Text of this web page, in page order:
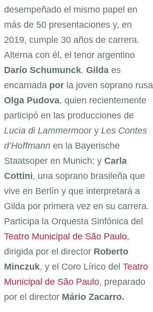
desempeñado el mismo papel en
más de 50 presentaciones y, en
2019, cumple 30 años de carrera.
Alterna con él, el tenor argentino
Darío Schumunck. Gilda es
encarnada por la joven soprano rusa
Olga Pudova, quien recientemente
participó en las producciones de
Lucia di Lammermoory Les Contes
d’Hoffmann en la Bayerische
Staatsoper en Munich; y Carla
Cottini, una soprano brasileña que
vive en Berlín y que interpretará a
Gilda por primera vez en su carrera.
Participa la Orquesta Sinfónica del
Teatro Municipal de São Paulo,
dirigida por el director Roberto
Minczuk, y el Coro Lírico del Teatro
Municipal de São Paulo, preparado
por el director Mário Zacarro.